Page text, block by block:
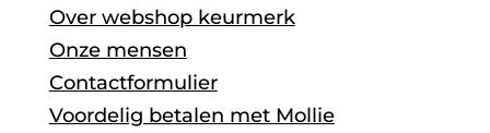
Over webshop keurmerk
Onze mensen
Contactformulier
Voordelig betalen met Mollie